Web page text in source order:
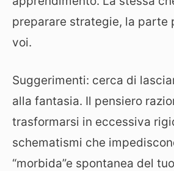
preparare strategie, la parte
voi.
Suggerimenti: cerca di
alla fantasia. Il pensiero
trasformarsi in eccessiva
schematismi che
“morbida”e spontanea del